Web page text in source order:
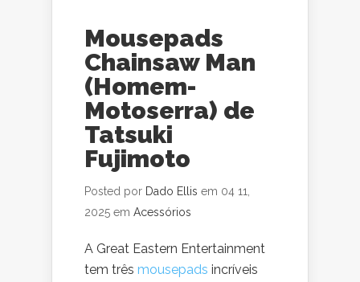
Mousepads
Chainsaw Man
(Homem-
Motoserra) de
Tatsuki
Fujimoto
Posted por Dado Ellis em 04 11,
2025 em Acessórios
A Great Eastern Entertainment
tem três mousepads incríveis